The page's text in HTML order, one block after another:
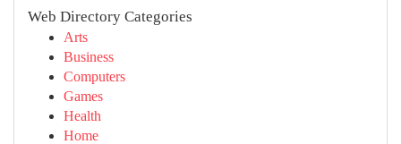
Web Directory Categories
Arts
Business
Computers
Games
Health
Home